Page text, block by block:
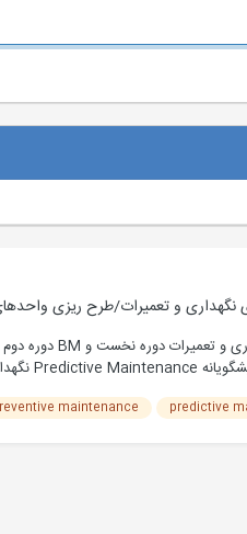
نگهداری و تعمیرات/طرح ریزی
predictive
maintenance